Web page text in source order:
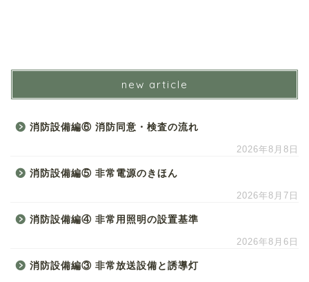
new article
消防設備編⑥ 消防同意・検査の流れ
2026年8月8日
消防設備編⑤ 非常電源のきほん
2026年8月7日
消防設備編④ 非常用照明の設置基準
2026年8月6日
消防設備編③ 非常放送設備と誘導灯